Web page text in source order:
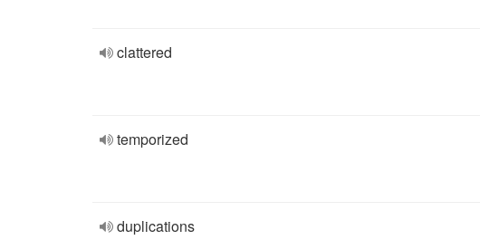
clattered
temporized
duplications